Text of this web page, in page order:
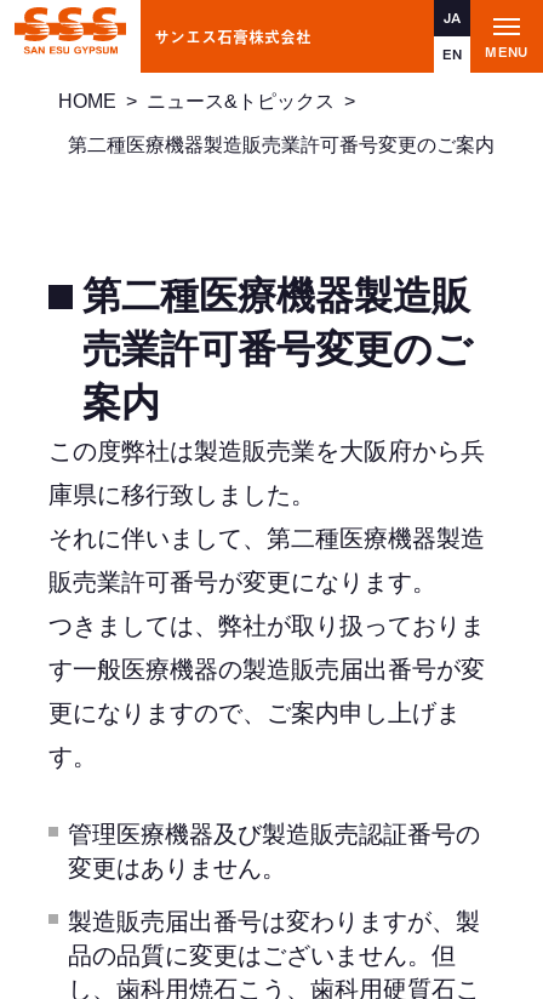
サンエス石膏株式会社
JA
EN
t
o
g
MENU
HOME > ニュース&トピックス >
第二種医療機器製造販売業許可番号変更のご案内
第二種医療機器製造販
売業許可番号変更のご
案内
この度弊社は製造販売業を大阪府から兵
庫県に移行致しました。
それに伴いまして、第二種医療機器製造
販売業許可番号が変更になります。
つきましては、弊社が取り扱っておりま
す一般医療機器の製造販売届出番号が変
更になりますので、ご案内申し上げま
す。
管理医療機器及び製造販売認証番号の
変更はありません。
製造販売届出番号は変わりますが、製
品の品質に変更はございません。但
し、歯科用焼石こう、歯科用硬質石こ